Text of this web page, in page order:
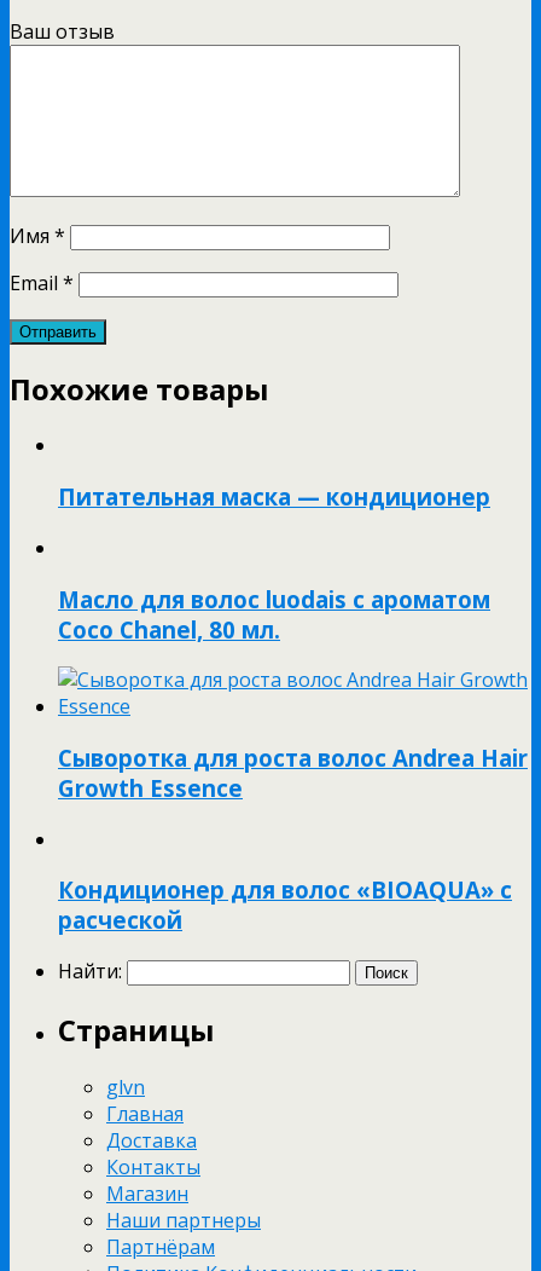
Ваш отзыв
Имя *
Email *
Похожие товары
Питательная маска — кондиционер
Масло для волос luodais с ароматом
Coco Chanel, 80 мл.
Сыворотка для роста волос Andrea Hair
Growth Essence
Кондиционер для волос «BIOAQUA» с
расческой
Найти:
Страницы
glvn
Главная
Доставка
Контакты
Магазин
Наши партнеры
Партнёрам